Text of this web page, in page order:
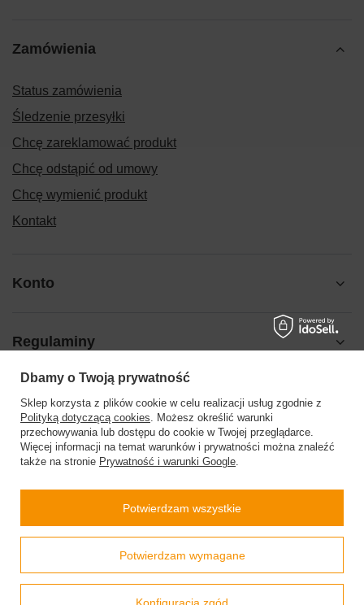
Zamówienia
Status zamówienia
Śledzenie przesyłki
Chcę zareklamować produkt
Chcę odstąpić od umowy
Chcę wymienić produkt
Kontakt
Konto
Regulaminy
Pomoc
504199123 sklep@barberinis.pl
,32-087Bibice
W sklepie prezentujemy ceny brutto (z VAT).
Stawki VAT dla konsumentów z kraju:Polska.
Dbamy o Twoją prywatność
Sklep korzysta z plików cookie w celu realizacji usług zgodnie z
Polityką dotyczącą cookies. Możesz określić warunki
przechowywania lub dostępu do cookie w Twojej przeglądarce.
Więcej informacji na temat warunków i prywatności można znaleźć
także na stronie Prywatność i warunki Google.
Potwierdzam wymagane
Konfiguracja zgód
Potwierdzam wszystkie